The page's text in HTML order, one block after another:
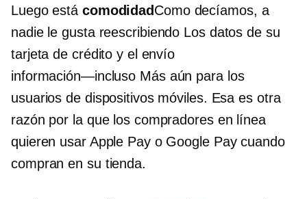
Luego está comodidadComo decíamos, a
nadie le gusta reescribiendo Los datos de su
tarjeta de crédito y el envío
información—incluso Más aún para los
usuarios de dispositivos móviles. Esa es otra
razón por la que los compradores en línea
quieren usar Apple Pay o Google Pay cuando
compran en su tienda.